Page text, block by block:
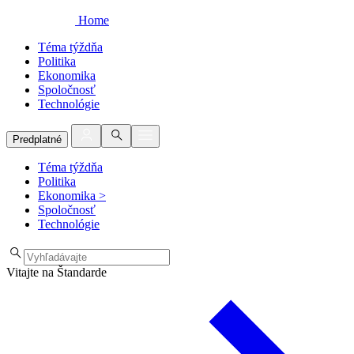
Home
Téma týždňa
Politika
Ekonomika
Spoločnosť
Technológie
Predplatné
Téma týždňa
Politika
Ekonomika >
Spoločnosť
Technológie
Vitajte na Štandarde